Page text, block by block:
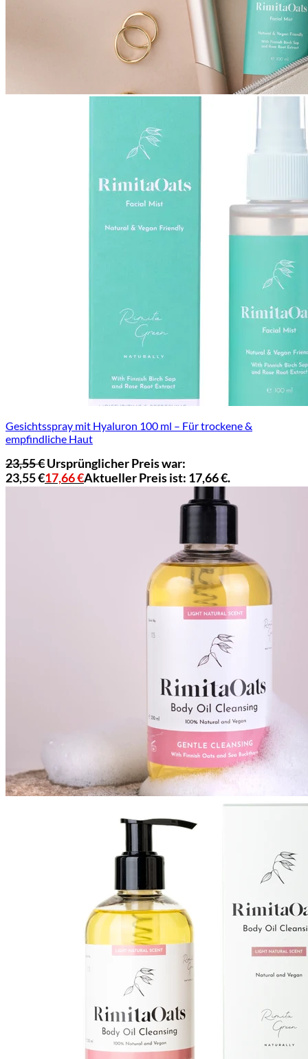
Gesichtsspray mit Hyaluron 100 ml – Für trockene &
empfindliche Haut
23,55€Ursprünglicher Preis war:
23,55 €17,66€Aktueller Preis ist: 17,66 €.